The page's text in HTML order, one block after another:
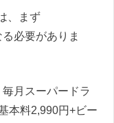
、まず
必要がありま
月スーパードラ
本料2,990円+ビー